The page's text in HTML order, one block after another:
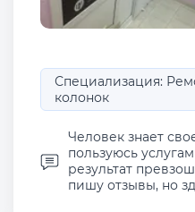
Специализация:
колонок
Человек знает
пользуюсь
результат
пишу отзывы, но